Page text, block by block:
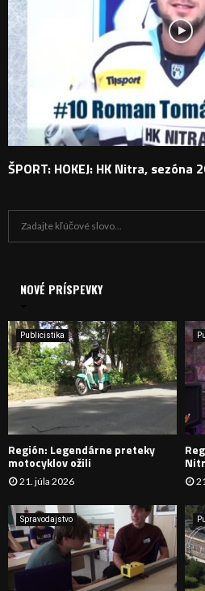
ŠPORT: HOKEJ: HK Nitra, sezóna
i
e
:
NOVÉ PRÍSPEVKY
Publicistika
Región: Legendárne preteky
motocyklov ožili
21. júla 2026
Spravodajstvo